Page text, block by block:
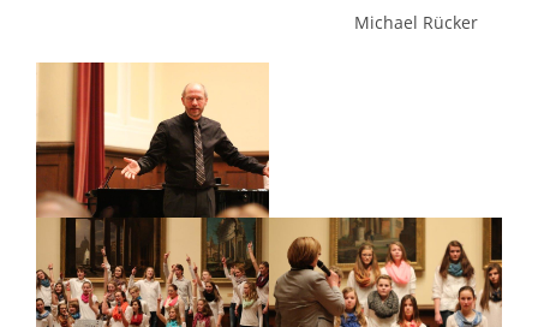
Michael Rücker